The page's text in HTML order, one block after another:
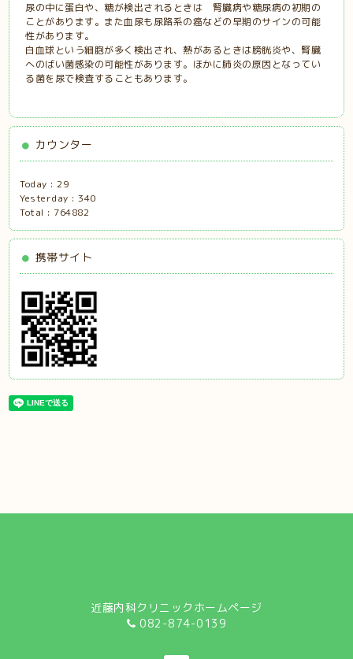
尿の中に蛋白や、糖が検出されるときは 腎臓病や糖尿病の初期の
ことがあります。また血尿も尿路系の癌などの早期のサインの可能
性があります。
白血球という細胞が多く検出され、熱があるときは膀胱炎や、腎臓
へのばい菌感染の可能性があります。ほかに肺炎の原因となってい
る菌を尿で検査することもあります。
カウンター
Today :29
Yesterday :340
Total : 764882
携帯サイト
近藤内科クリニックホームページ
082-874-0139